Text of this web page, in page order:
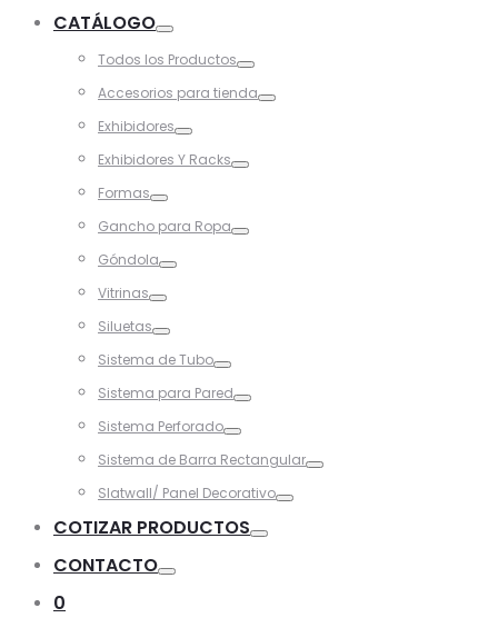
CATÁLOGO
Todos los Productos
Accesorios para tienda
Exhibidores
Exhibidores Y Racks
Formas
Gancho para Ropa
Góndola
Vitrinas
Siluetas
Sistema de Tubo
Sistema para Pared
Sistema Perforado
Sistema de Barra Rectangular
Slatwall/ Panel Decorativo
COTIZAR PRODUCTOS
CONTACTO
0